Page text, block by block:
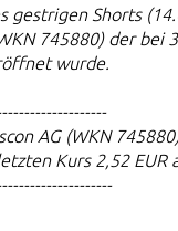
gestrigen Shorts
745880) der bei
wurde.
AG (WKN
Kurs 2,52 EUR